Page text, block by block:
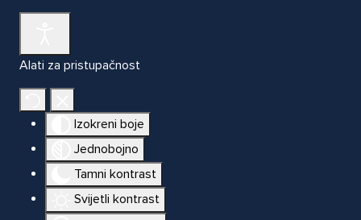
Alati za pristupačnost
Izokreni boje
Jednobojno
Tamni kontrast
Svijetli kontrast